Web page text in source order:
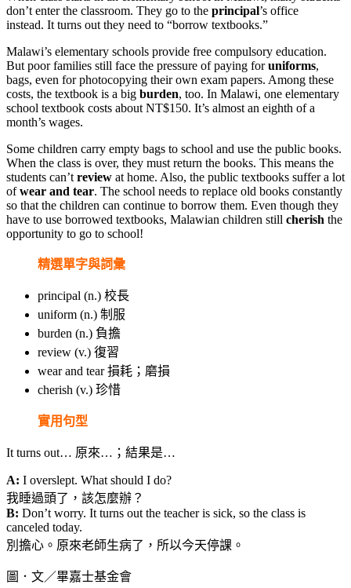
don’t enter the classroom. They go to the principal’s office
instead. It turns out they need to “borrow textbooks.”
Malawi’s elementary schools provide free compulsory education.
But poor families still face the pressure of paying foruniforms,
bags, even for photocopying their own exam papers. Among these
costs, the textbook is a big burden, too. In Malawi, one elementary
school textbook costs about NT$150. It’s almost an eighth of a
month’s wages.
Some children carry empty bags to school and use the public books.
When the class is over, they must return the books. This means the
students can’treview at home. Also, the public textbooks suffer a lot
ofwear and tear. The school needs to replace old books constantly
so that the children can continue to borrow them. Even though they
have to use borrowed textbooks, Malawian children still cherish the
opportunity to go to school!
精選單字與詞彙
principal (n.) 校長
uniform (n.) 制服
burden (n.) 負擔
review (v.) 復習
wear and tear損耗；磨損
cherish (v.) 珍惜
實用句型
It turns out… 原來…；結果是…
A: I overslept. What should I do?
我睡過頭了，該怎麼辦？
B: Don’t worry. It turns out the teacher is sick, so the class is
canceled today.
別擔心。原來老師生病了，所以今天停課。
圖．文／畢嘉士基金會